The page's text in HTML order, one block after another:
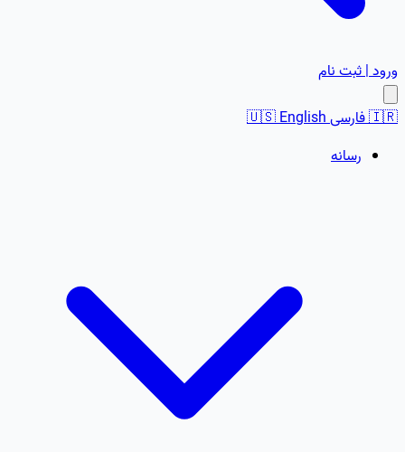
ورود | ثبت نام
🇮🇷فارسی 🇺🇸English
رسانه